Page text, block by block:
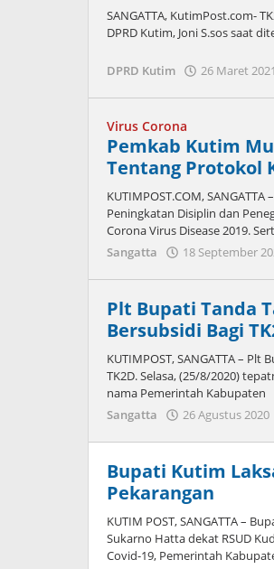
SANGATTA, KutimPost.com-
DPRD Kutim, Joni S.sos saat
DPRD Kutim 26 Maret 2021
Virus Corona
Pemkab Kutim
Tentang Protokol
KUTIMPOST.COM,
Peningkatan Disiplin dan
Corona Virus Disease 2019.
Sangatta
18 September
Plt Bupati Tanda
Bersubsidi Bagi
KUTIMPOST, SANGATTA –
TK2D. Selasa, (25/8/2020)
nama Pemerintah Kabupaten
Sangatta
26 Agustus 2020
Bupati Kutim
Pekarangan
KUTIM POST, SANGATTA –
Sukarno Hatta dekat RSUD
Covid-19, Pemerintah